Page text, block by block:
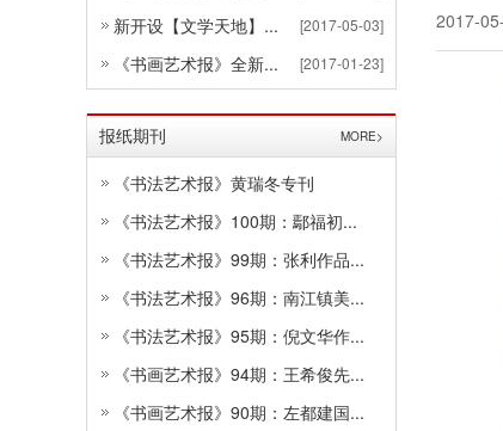
新开设【文学天地】... [2017-05-03]
《书画艺术报》全新... [2017-01-23]
报纸期刊 MORE>
《书法艺术报》黄瑞冬专刊
《书法艺术报》100期：鄢福初...
《书法艺术报》99期：张利作品...
《书法艺术报》96期：南江镇美...
《书法艺术报》95期：倪文华作...
《书画艺术报》94期：王希俊先...
《书画艺术报》90期：左都建国...
2017-